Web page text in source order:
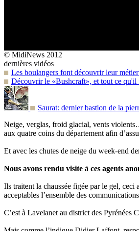
© MidiNews 2012
dernières vidéos
Les boulangers font découvrir leur
Découvrir le «Bushcraft», et tout ce qu'il
Saurat: dernier bastion de la
Neige, verglas, froid glacial, vents
aux quatre coins du département afin
Et avec les chutes de neige du week-end
Nous avons rendu visite à ces agents
Ils traitent la chaussée figée par le gel,
acceptables l’ensemble des
C’est à Lavelanet au district des Pyrénées